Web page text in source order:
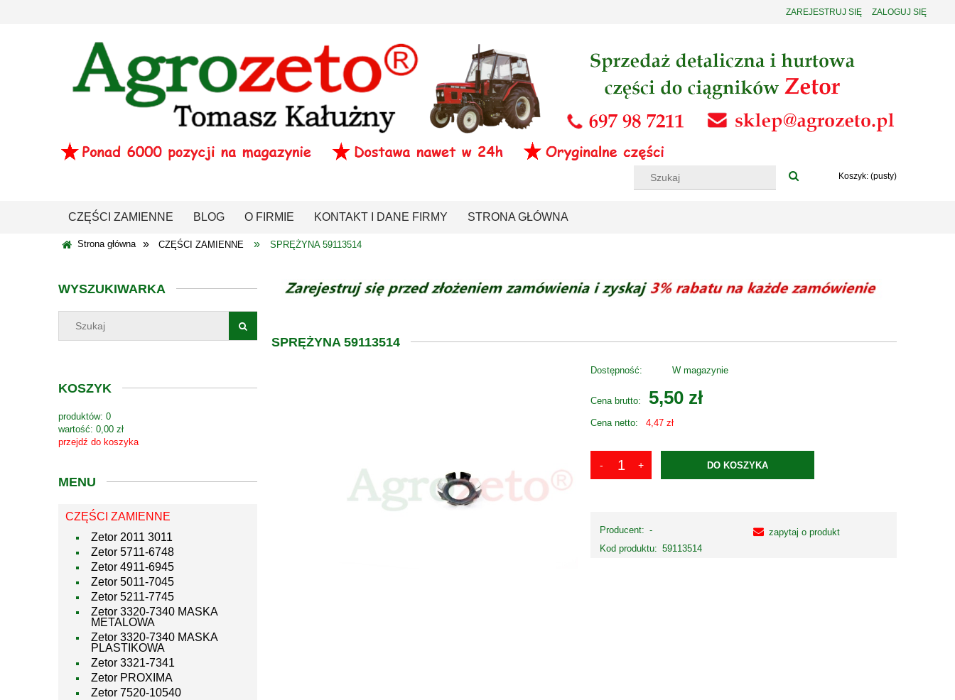
ZAREJESTRUJ SIĘ ZALOGUJ SIĘ
Koszyk: (pusty)
CZĘŚCI ZAMIENNE BLOG O FIRMIE KONTAKT I DANE FIRMY STRONA GŁÓWNA
Strona główna » CZĘŚCI ZAMIENNE » SPRĘŻYNA 59113514
WYSZUKIWARKA
KOSZYK
produktów: 0
wartość: 0,00 zł
przejdź do koszyka
MENU
CZĘŚCI ZAMIENNE
Zetor 2011 3011
Zetor 5711-6748
Zetor 4911-6945
Zetor 5011-7045
Zetor 5211-7745
Zetor 3320-7340 MASKA
METALOWA
Zetor 3320-7340 MASKA
PLASTIKOWA
Zetor 3321-7341
Zetor PROXIMA
Zetor 7520-10540
SPRĘŻYNA 59113514
Dostępność: W magazynie
Cena brutto: 5,50 zł
Cena netto: 4,47 zł
DO KOSZYKA
Producent: -
Kod produktu: 59113514
zapytaj o produkt